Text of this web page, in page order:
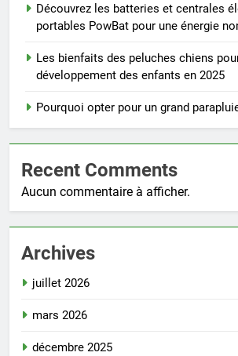
Découvrez les batteries et centrales
portables PowBat pour une énergie
Les bienfaits des peluches chiens
développement des enfants en 2025
Pourquoi opter pour un grand
Recent Comments
Aucun commentaire à afficher.
Archives
juillet 2026
mars 2026
décembre 2025